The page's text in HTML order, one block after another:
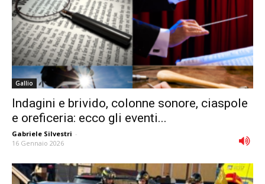
Gallio
Indagini e brivido, colonne sonore, ciaspole
e oreficeria: ecco gli eventi...
Gabriele Silvestri -
16 Gennaio 2026